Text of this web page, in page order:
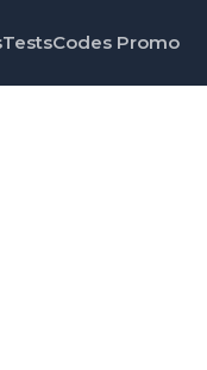
TestsCodes Promo